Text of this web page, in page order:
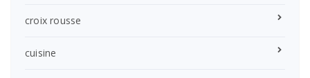
croix rousse
cuisine